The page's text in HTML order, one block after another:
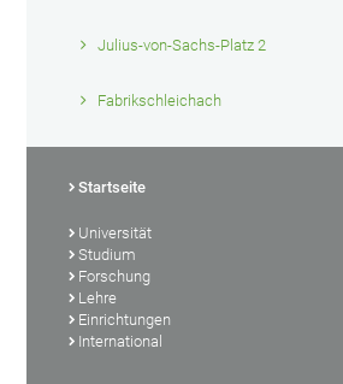
Julius-von-Sachs-Platz 2
Fabrikschleichach
Startseite
Universität
Studium
Forschung
Lehre
Einrichtungen
International